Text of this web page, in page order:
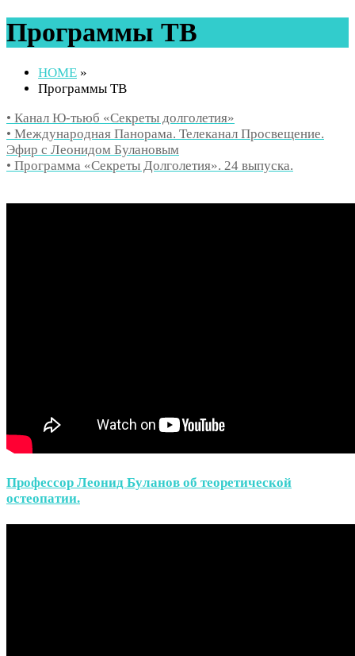
Программы ТВ
HOME »
Программы ТВ
• Канал Ю-тьюб «Секреты долголетия»
• Международная Панорама. Телеканал Просвещение.
Эфир с Леонидом Булановым
• Программа «Секреты Долголетия». 24 выпуска.
Профессор Леонид Буланов об теоретической
остеопатии.